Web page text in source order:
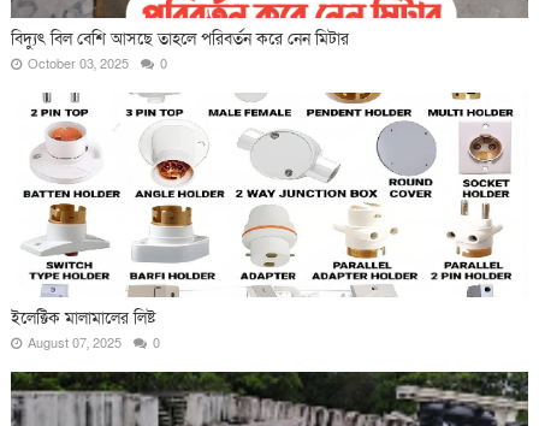
বিদ্যুৎ বিল বেশি আসছে তাহলে পরিবর্তন করে নেন মিটার
October 03, 2025 0
ইলেক্টিক মালামালের লিষ্ট
August 07, 2025 0